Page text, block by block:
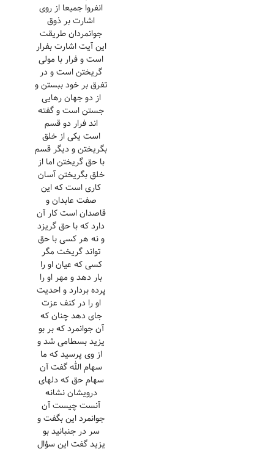
انفروا جمیعا از روی
اشارت بر ذوق
جوانمردان طریقت
این آیت اشارت بفرار
است و فرار با مولی
گریختن است و در
تفرق بر خود ببستن و
از دو جهان رهایی
جستن است و گفته
اند فرار دو قسم
است یکی از خلق
بگریختن و دیگر قسم
با حق گریختن اما از
خلق بگریختن آسان
کاری است که این
صفت عابدان و
قاصدان است کار آن
دارد که با حق گریزد
و نه هر کسی با حق
تواند گریخت مگر
کسی که عیان او را
بار دهد و مهر او را
پرده بردارد و احدیت
او را در کنف عزت
جای دهد چنان که
آن جوانمرد که بر بو
یزید بسطامی شد و
از وی پرسید که ما
سهام الله گفت آن
سهام حق که دلهای
درویشان نشانه
آنست چیست آن
جوانمرد این بگفت و
سر در جنبانید بو
یزید گفت این سؤال